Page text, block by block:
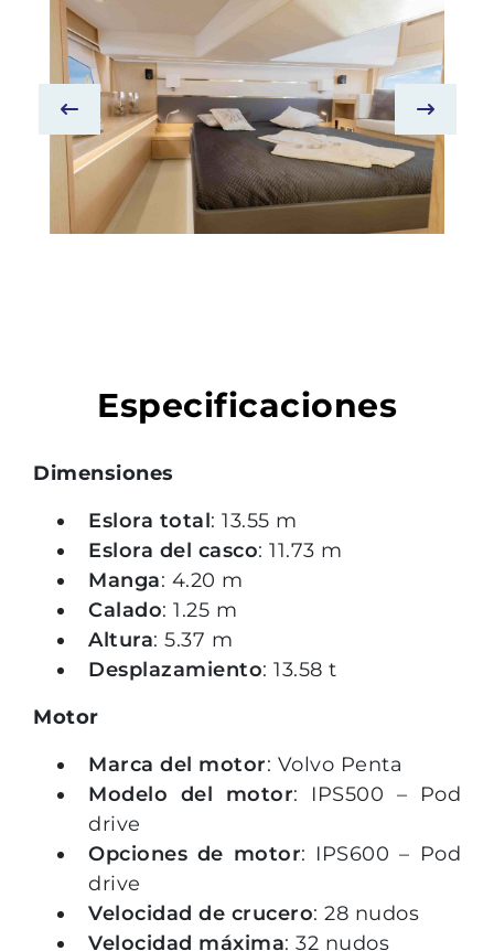
Especificaciones
Dimensiones
Eslora total: 13.55 m
Eslora del casco: 11.73 m
Manga: 4.20 m
Calado: 1.25 m
Altura: 5.37 m
Desplazamiento: 13.58 t
Motor
Marca del motor: Volvo Penta
Modelo del motor: IPS500 – Pod
drive
Opciones de motor: IPS600 – Pod
drive
Velocidad de crucero: 28 nudos
Velocidad máxima: 32 nudos